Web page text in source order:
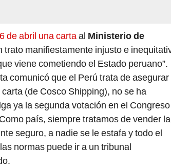
de abril una cartaal Ministerio de
trato manifiestamente injusto e
viene cometiendo el Estado peruano”.
comunicó que el Perú trata de asegurar
(de Cosco Shipping), no se ha
ya la segunda votación en el
país, siempre tratamos de vender la
seguro, a nadie se le estafa y todo el
normas puede ir a un tribunal